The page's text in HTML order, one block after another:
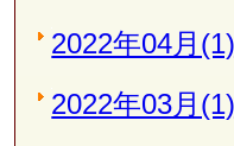
2022年04月(1)
2022年03月(1)